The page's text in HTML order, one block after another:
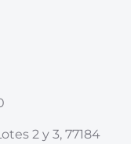
2 y 3, 77184